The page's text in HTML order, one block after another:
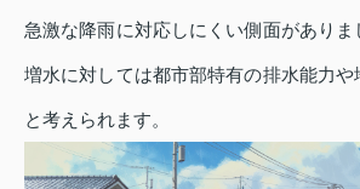
急激な降雨に対応しにくい側面があり
増水に対しては都市部特有の排水能力や
と考えられます。